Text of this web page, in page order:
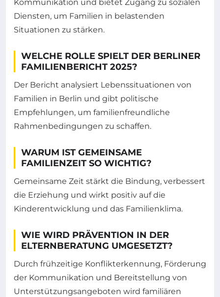
Kommunikation und bietet Zugang zu sozialen
Diensten, um Familien in belastenden
Situationen zu stärken.
WELCHE ROLLE SPIELT DER BERLINER
FAMILIENBERICHT 2025?
Der Bericht analysiert Lebenssituationen von
Familien in Berlin und gibt politische
Empfehlungen, um familienfreundliche
Rahmenbedingungen zu schaffen.
WARUM IST GEMEINSAME
FAMILIENZEIT SO WICHTIG?
Gemeinsame Zeit stärkt die Bindung, verbessert
die Erziehung und wirkt positiv auf die
Kinderentwicklung und das Familienklima.
WIE WIRD PRÄVENTION IN DER
ELTERNBERATUNG UMGESETZT?
Durch frühzeitige Konflikterkennung, Förderung
der Kommunikation und Bereitstellung von
Unterstützungsangeboten wird familiären